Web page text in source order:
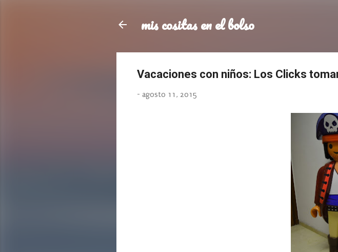
mis cositas en el bolso
Vacaciones con niños: Los Clicks
- agosto 11, 2015